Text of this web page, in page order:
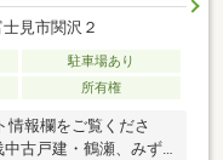
見市関沢２
駐車場あり
所有権
情報欄をご覧くださ
古戸建・鶴瀬、みず